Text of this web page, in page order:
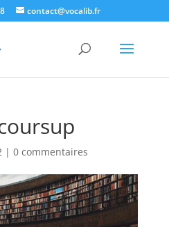
contact@vocalib.fr
| 0 commentaires